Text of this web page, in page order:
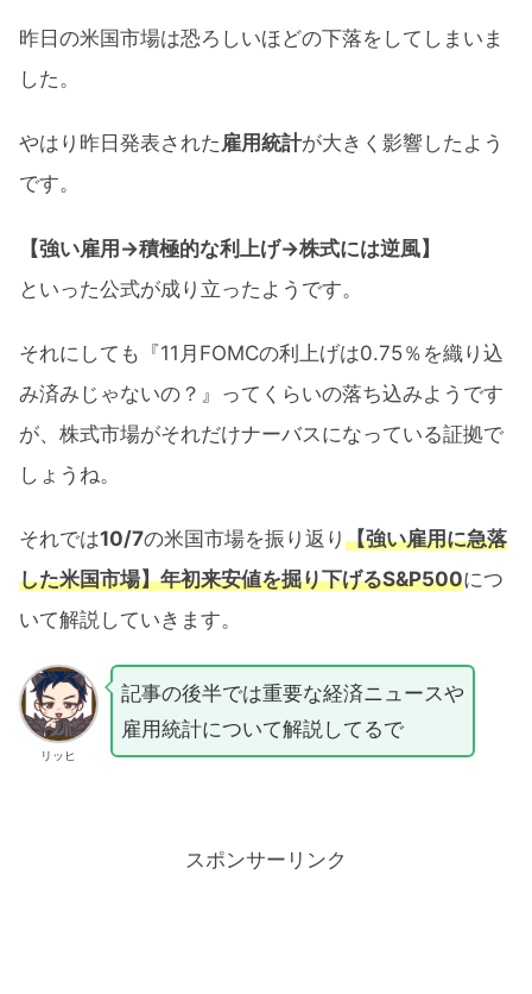
昨日の米国市場は恐ろしいほどの下落をしてしまいま
した。
やはり昨日発表された雇用統計が大きく影響したよう
です。
【強い雇用→積極的な利上げ→株式には逆風】
といった公式が成り立ったようです。
それにしても『11月FOMCの利上げは0.75％を織り込
み済みじゃないの？』ってくらいの落ち込みようです
が、株式市場がそれだけナーバスになっている証拠で
しょうね。
それでは10/7の米国市場を振り返り 【強い雇用に急落
した米国市場】年初来安値を掘り下げるS&P500につ
いて解説していきます。
リッヒ
記事の後半では重要な経済ニュースや
雇用統計について解説してるで
スポンサーリンク